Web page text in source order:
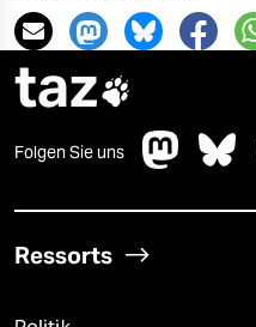
taz
Folgen Sie uns
Ressorts